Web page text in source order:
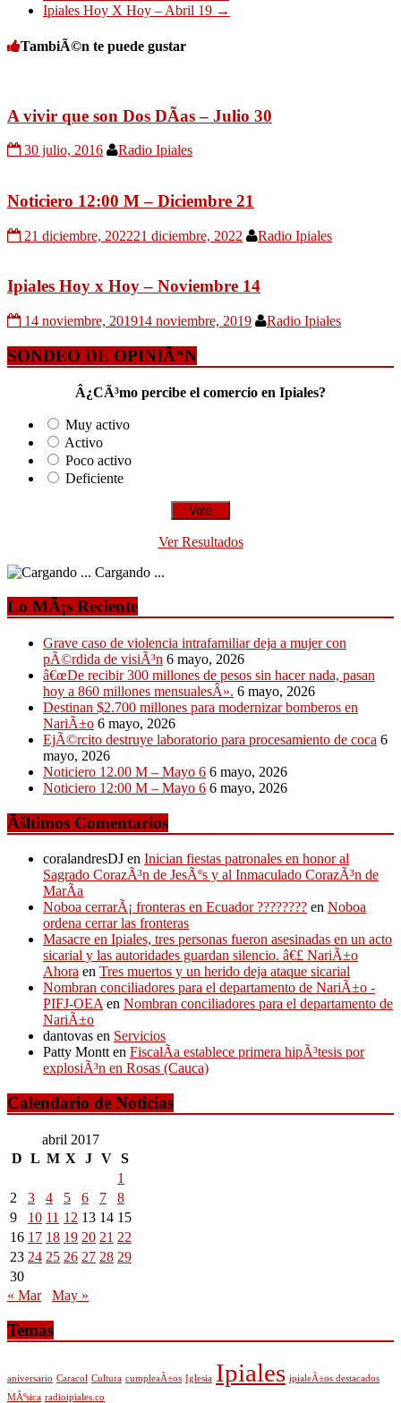
Ipiales Hoy X Hoy – Abril 19 →
TambiÃ©n te puede gustar
A vivir que son Dos DÃ­as – Julio 30
30 julio, 2016 Radio Ipiales
Noticiero 12:00 M – Diciembre 21
21 diciembre, 202221 diciembre, 2022 Radio Ipiales
Ipiales Hoy x Hoy – Noviembre 14
14 noviembre, 201914 noviembre, 2019 Radio Ipiales
SONDEO DE OPINIÃ“N
Â¿CÃ³mo percibe el comercio en Ipiales?
Muy activo
Activo
Poco activo
Deficiente
Ver Resultados
Cargando ...
Lo MÃ¡s Reciente
Grave caso de violencia intrafamiliar deja a mujer con
pÃ©rdida de visiÃ³n 6 mayo, 2026
â€œDe recibir 300 millones de pesos sin hacer nada, pasan
hoy a 860 millones mensualesÂ». 6 mayo, 2026
Destinan $2.700 millones para modernizar bomberos en
NariÃ±o 6 mayo, 2026
EjÃ©rcito destruye laboratorio para procesamiento de coca 6
mayo, 2026
Noticiero 12.00 M – Mayo 6 6 mayo, 2026
Noticiero 12:00 M – Mayo 6 6 mayo, 2026
Ãšltimos Comentarios
coralandresDJ en Inician fiestas patronales en honor al
Sagrado CorazÃ³n de JesÃºs y al Inmaculado CorazÃ³n de
MarÃ­a
Noboa cerrarÃ¡ fronteras en Ecuador ???????? en Noboa
ordena cerrar las fronteras
Masacre en Ipiales, tres personas fueron asesinadas en un acto
sicarial y las autoridades guardan silencio. â€£ NariÃ±o
Ahora en Tres muertos y un herido deja ataque sicarial
Nombran conciliadores para el departamento de NariÃ±o -
PIFJ-OEAen Nombran conciliadores para el departamento de
NariÃ±o
dantovas en Servicios
Patty Montten FiscalÃ­a establece primera hipÃ³tesis por
explosiÃ³n en Rosas (Cauca)
Calendario de Noticias
abril 2017
D L M X J V S
1
2
3 4 5 6 7
8
9
10 11 12 13 14 15
16 17 18 19 20 21 22
23 24 25 26 27 28 29
30
« Mar
May »
Temas
aniversario Caracol Cultura cumpleaÃ±os Iglesia Ipiales ipialeÃ±os destacados
MÃºsica radioipiales.co